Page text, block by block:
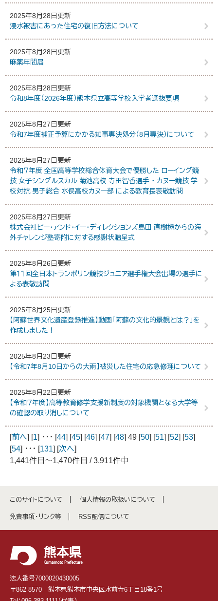
2025年8月28日更新
浸水被害にあった住宅の復旧方法について
2025年8月28日更新
麻薬年間届
2025年8月28日更新
令和8年度（2026年度）熊本県立高等学校入学者選抜要項
2025年8月27日更新
令和7年度補正予算にかかる知事専決処分（8月専決）について
2025年8月27日更新
令和７年度 全国高等学校総合体育大会で優勝した ローイング競
技 女子シングルスカル 菊池高校 寺田智香選手 ・ カヌー競技 学
校対抗 男子総合 水俣高校カヌー部 による教育長表敬訪問
2025年8月27日更新
株式会社ピー・アンド・イー・ディレクションズ島田 直樹様からの海
外チャレンジ塾寄附に対する感謝状贈呈式
2025年8月26日更新
第１１回全日本トランポリン競技ジュニア選手権大会出場の選手に
よる表敬訪問
2025年8月25日更新
【阿蘇世界文化遺産登録推進】動画「阿蘇の文化的景観とは？」を
作成しました！
2025年8月23日更新
【令和7年8月10日からの大雨】被災した住宅の応急修理について
2025年8月22日更新
【令和７年度】高等教育修学支援新制度の対象機関となる大学等
の確認の取り消しについて
[前へ] [1] ･･･ [44] [45] [46] [47] [48] 49 [50] [51] [52] [53]
[54] ･･･ [131] [次へ]
1,441件目～1,470件目 / 3,911件中
このサイトについて 個人情報の取扱いについて
免責事項・リンク等 RSS配信について
法人番号7000020430005
〒862-8570 熊本県熊本市中央区水前寺6丁目18番1号